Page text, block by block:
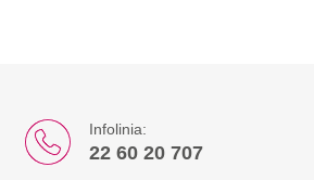
Infolinia:
22 60 20 707